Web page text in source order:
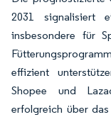
2031 signalisiert
insbesondere für
effizient
Shopee und
erfolgreich über